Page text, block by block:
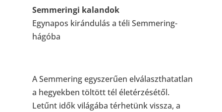
Semmeringi kalandok
Egynapos kirándulás a téli Semmering-
hágóba
A Semmering egyszerűen elválaszthatatlan
a hegyekben töltött tél életérzésétől.
Letűnt idők világába térhetünk vissza, a